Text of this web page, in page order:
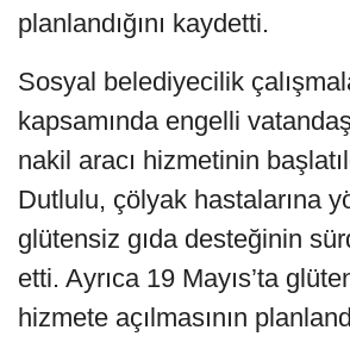
planlandığını kaydetti.
Sosyal belediyecilik
kapsamında engelli
nakil aracı hizmetinin
Dutlulu, çölyak hastalarına
glütensiz gıda desteğinin
etti. Ayrıca 19 Mayıs’ta
hizmete açılmasının